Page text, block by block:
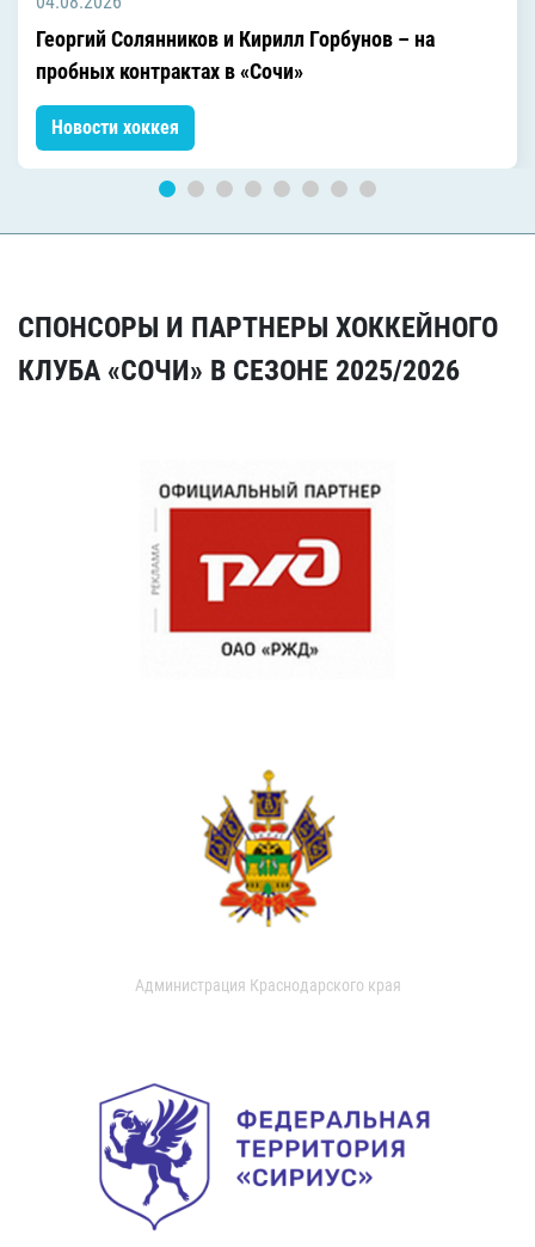
Георгий Солянников и Кирилл Горбунов – на
пробных контрактах в «Сочи»
Новости хоккея
СПОНСОРЫ И ПАРТНЕРЫ ХОККЕЙНОГО
КЛУБА «СОЧИ» В СЕЗОНЕ 2025/2026
Администрация Краснодарского края